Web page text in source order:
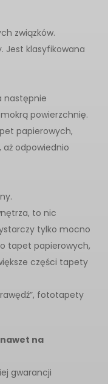
związków.
Jest klasyfikowana
następnie
powierzchnię.
papierowych,
aż odpowiednio
to nic
tylko mocno
tapet papierowych,
części tapety
fototapety
na
gwarancji